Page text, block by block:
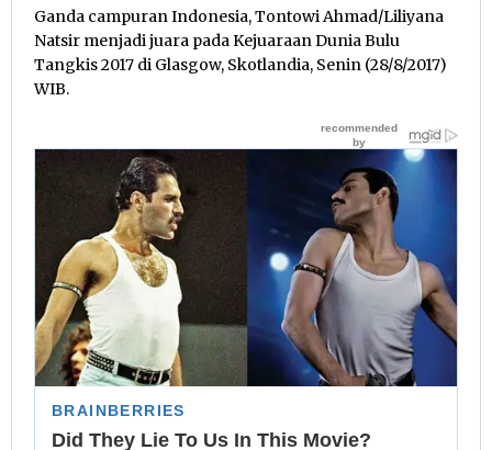
Ganda campuran Indonesia, Tontowi Ahmad/Liliyana
Natsir menjadi juara pada Kejuaraan Dunia Bulu
Tangkis 2017 di Glasgow, Skotlandia, Senin (28/8/2017)
WIB.